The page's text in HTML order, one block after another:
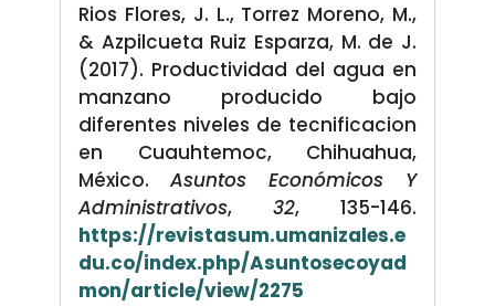
Rios Flores, J. L., Torrez Moreno, M.,
& Azpilcueta Ruiz Esparza, M. de J.
(2017). Productividad del agua en
manzano producido bajo
diferentes niveles de tecnificacion
en Cuauhtemoc, Chihuahua,
México. Asuntos Económicos Y
Administrativos, 32, 135-146.
https://revistasum.umanizales.e
du.co/index.php/Asuntosecoyad
mon/article/view/2275